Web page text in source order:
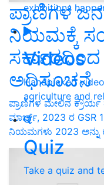
exhibitions
Videos
Handpicked
agriculture and
Quiz
Take a quiz and
ಪ್ರಾಣಿಗಳ
ನಿಯಮಕ್ಕೆ
ಅಧಿಸೂಚನೆ
ಪ್ರಾಣಿಗಳ ಮೇಲಿನ ಕ್ರೌರ್ಯ
ಮಾರ್ಚ್, 2023 ರ GSR
ನಿಯಮಗಳು 2023 ಅನ್ನು